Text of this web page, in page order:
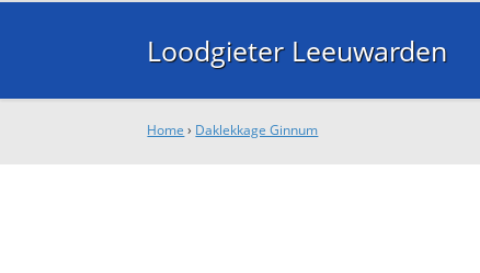
Loodgieter Leeuwarden
Home › Daklekkage Ginnum